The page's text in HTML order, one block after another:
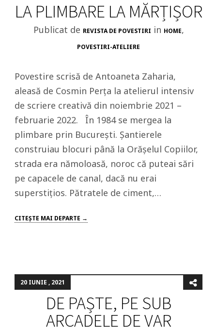
LA PLIMBARE LA MĂRȚIȘOR
Publicat de REVISTA DE POVESTIRI in HOME,
POVESTIRI-ATELIERE
Povestire scrisă de Antoaneta Zaharia,
aleasă de Cosmin Perța la atelierul intensiv
de scriere creativă din noiembrie 2021 –
februarie 2022. În 1984 se mergea la
plimbare prin București. Șantierele
construiau blocuri până la Orășelul Copiilor,
strada era nămoloasă, noroc că puteai sări
pe capacele de canal, dacă nu erai
superstițios. Pătratele de ciment,…
CITEŞTE MAI DEPARTE →
20 IUNIE , 2021
DE PAȘTE, PE SUB
ARCADELE DE VAR